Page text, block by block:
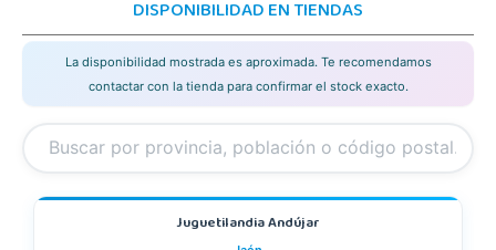
DISPONIBILIDAD EN TIENDAS
La disponibilidad mostrada es aproximada. Te recomendamos
contactar con la tienda para confirmar el stock exacto.
Juguetilandia Andújar